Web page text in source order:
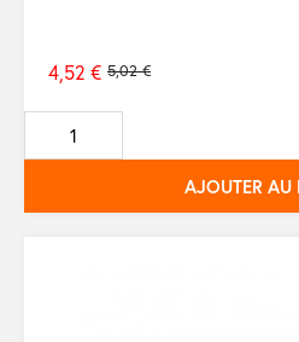
Prix
de
base
5,02 €
4,52 €
AJOUTER AU